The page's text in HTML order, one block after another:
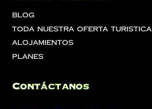
Blog
Toda Nuestra Oferta Turistica
Alojamientos
Planes
Contáctanos